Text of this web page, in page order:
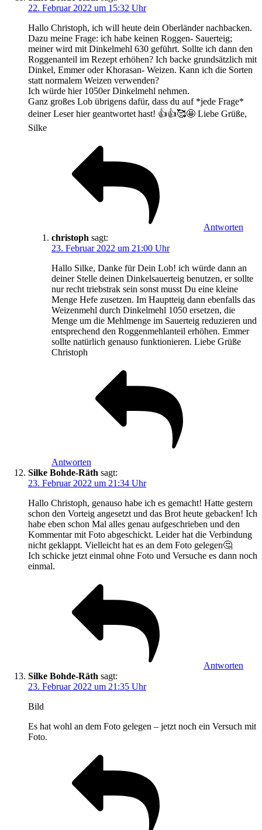
22. Februar 2022 um 15:32 Uhr
Hallo Christoph, ich will heute dein Oberländer nachbacken.
Dazu meine Frage: ich habe keinen Roggen- Sauerteig;
meiner wird mit Dinkelmehl 630 geführt. Sollte ich dann den
Roggenanteil im Rezept erhöhen? Ich backe grundsätzlich mit
Dinkel, Emmer oder Khorasan- Weizen. Kann ich die Sorten
statt normalem Weizen verwenden?
Ich würde hier 1050er Dinkelmehl nehmen.
Ganz großes Lob übrigens dafür, dass du auf *jede Frage*
deiner Leser hier geantwortet hast! 👍👍🥰🤩 Liebe Grüße,
Silke
Antworten
christoph sagt:
23. Februar 2022 um 21:00 Uhr
Hallo Silke, Danke für Dein Lob! ich würde dann an
deiner Stelle deinen Dinkelsauerteig benutzen, er sollte
nur recht triebstrak sein sonst musst Du eine kleine
Menge Hefe zusetzen. Im Hauptteig dann ebenfalls das
Weizenmehl durch Dinkelmehl 1050 ersetzen, die
Menge um die Mehlmenge im Sauerteig reduzieren und
entsprechend den Roggenmehlanteil erhöhen. Emmer
sollte natürlich genauso funktionieren. Liebe Grüße
Christoph
Antworten
Silke Bohde-Räth sagt:
23. Februar 2022 um 21:34 Uhr
Hallo Christoph, genauso habe ich es gemacht! Hatte gestern
schon den Vorteig angesetzt und das Brot heute gebacken! Ich
habe eben schon Mal alles genau aufgeschrieben und den
Kommentar mit Foto abgeschickt. Leider hat die Verbindung
nicht geklappt. Vielleicht hat es an dem Foto gelegen🤔
Ich schicke jetzt einmal ohne Foto und Versuche es dann noch
einmal.
Antworten
Silke Bohde-Räth sagt:
23. Februar 2022 um 21:35 Uhr
Bild
Es hat wohl an dem Foto gelegen – jetzt noch ein Versuch mit
Foto.